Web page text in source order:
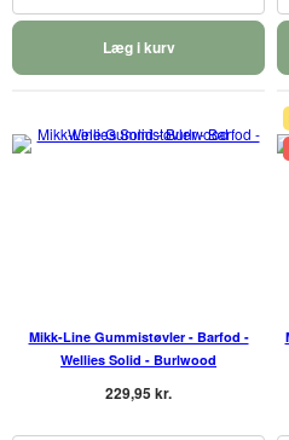
Læg i kurv
Mikk-Line Gummistøvler - Barfod -
Wellies Solid - Burlwood
229,95 kr.